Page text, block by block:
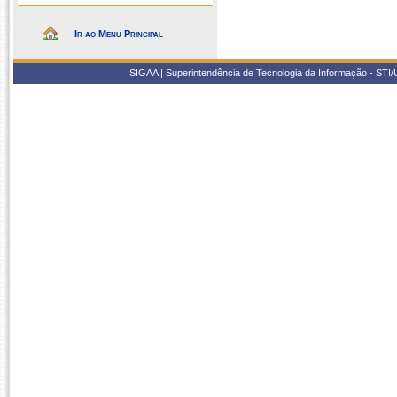
Ir ao Menu Principal
SIGAA | Superintendência de Tecnologia da Informação -